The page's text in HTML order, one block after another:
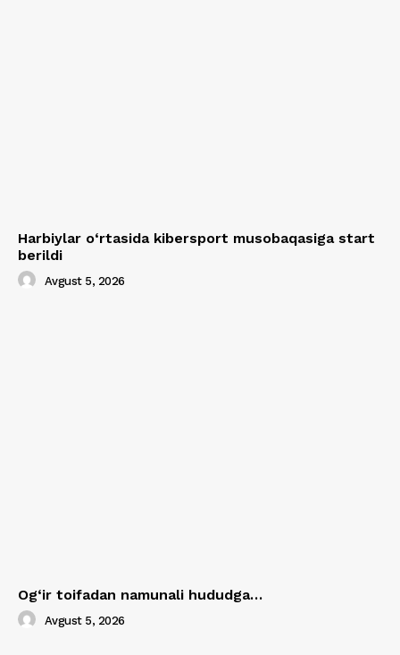
Harbiylar o‘rtasida kibersport musobaqasiga start
berildi
Avgust 5, 2026
Og‘ir toifadan namunali hududga…
Avgust 5, 2026